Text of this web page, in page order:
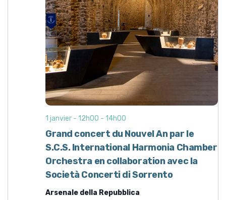
Grand concert du Nouvel An par le
S.C.S. International Harmonia Chamber
Orchestra en collaboration avec la
Società Concerti di Sorrento
1 janvier - 12h00 - 14h00
Arsenale della Repubblica